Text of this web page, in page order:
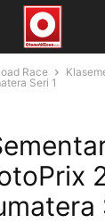
Race
Seri 1